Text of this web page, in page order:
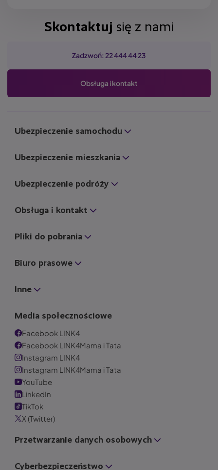
Skontaktuj się z nami
Zadzwoń: 22 444 44 23
Obsługa i kontakt
Ubezpieczenie samochodu
Ubezpieczenie mieszkania
Ubezpieczenie podróży
Obsługa i kontakt
Pliki do pobrania
Biuro prasowe
Inne
Media społecznościowe
Facebook LINK4
Facebook LINK4Mama i Tata
Instagram LINK4
Instagram LINK4Mama i Tata
YouTube
LinkedIn
TikTok
X (Twitter)
Przetwarzanie danych osobowych
Cyberbezpieczeństwo